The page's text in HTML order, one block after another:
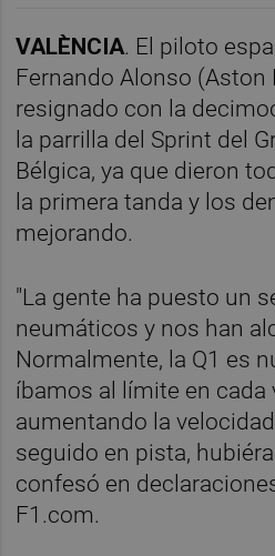
VALÈNCIA. El piloto
Fernando Alonso
resignado con la
la parrilla del Sprint del
Bélgica, ya que dieron
la primera tanda y los
mejorando.
"La gente ha puesto un
neumáticos y nos han
Normalmente, la Q1 es
íbamos al límite en cada
aumentando la
seguido en pista,
confesó en
F1.com.